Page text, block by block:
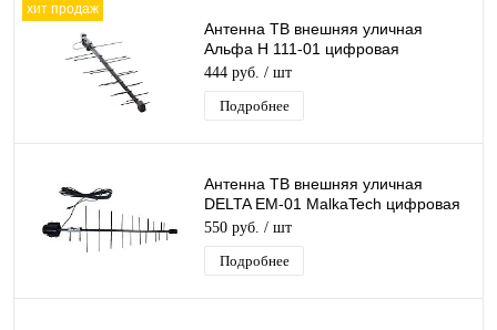
хит продаж
Антенна ТВ внешняя уличная
Альфа Н 111-01 цифровая
эфирная для DVB-T2 телевидения
наружная
444 руб. / шт
Подробнее
Антенна ТВ внешняя уличная
DELTA EM-01 MalkaTech цифровая
эфирная для DVB-T2 ТВ наружная
550 руб. / шт
Подробнее